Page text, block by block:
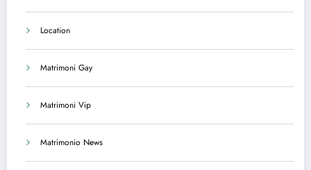
Location
Matrimoni Gay
Matrimoni Vip
Matrimonio News